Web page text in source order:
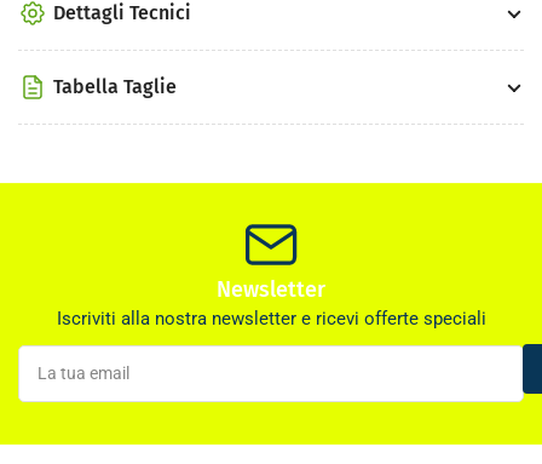
Dettagli Tecnici
Tabella Taglie
Newsletter
Iscriviti alla nostra newsletter e ricevi offerte speciali
La
tua
email